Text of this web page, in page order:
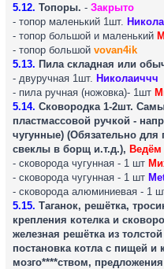
5.12. Топоры. - Закрыто
- топор маленький 1шт.
- топор большой и маленький
- топор большой vovan4ik
5.13. Пила складная или
- двуручная 1шт. Николаиччч
- пила ручная (ножовка)- 1шт
5.14. Сковородка 1-2шт.
пластмассовой ручкой -
чугунные) (Обязательно для
свеклы в борщ и.т.д.), Ведём
- сковорода чугунная - 1 шт
- сковорода чугунная - 1 шт
- сковорода алюминиевая - 1
5.15. Таганок, решётка,
крепления котелка и
железная решётка из
постановка котла с пищей
мозго****ством,